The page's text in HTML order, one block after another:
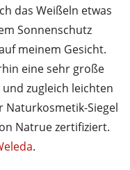
das Weißeln etwas
Sonnenschutz
meinem Gesicht.
eine sehr große
zugleich leichten
Naturkosmetik-Siegel
Natrue zertifiziert.
.